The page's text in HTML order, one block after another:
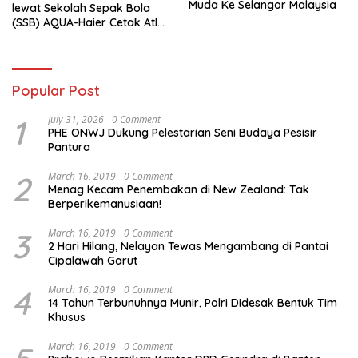
lewat Sekolah Sepak Bola
(SSB) AQUA-Haier Cetak Atlet
Muda Ke Selangor Malaysia
Popular Post
1 July 31, 2026 0 Comment
PHE ONWJ Dukung Pelestarian Seni Budaya Pesisir
Pantura
2 March 16, 2019 0 Comment
Menag Kecam Penembakan di New Zealand: Tak
Berperikemanusiaan!
3 March 16, 2019 0 Comment
2 Hari Hilang, Nelayan Tewas Mengambang di Pantai
Cipalawah Garut
4 March 16, 2019 0 Comment
14 Tahun Terbunuhnya Munir, Polri Didesak Bentuk Tim
Khusus
March 16, 2019 0 Comment